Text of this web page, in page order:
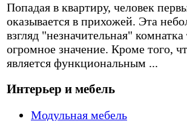
Попадая в квартиру, человек
оказывается в прихожей. Эта
взгляд "незначительная"
огромное значение. Кроме того,
является функциональным ...
Интерьер и мебель
Модульная мебель